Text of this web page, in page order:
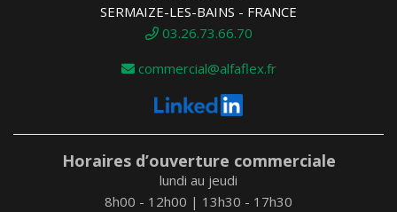
SERMAIZE-LES-BAINS - FRANCE
03.26.73.66.70
commercial@alfaflex.fr
Horaires d’ouverture commerciale
lundi au jeudi
8h00 - 12h00 | 13h30 - 17h30